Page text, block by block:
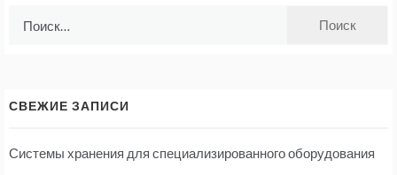
СВЕЖИЕ ЗАПИСИ
Системы хранения для специализированного оборудования